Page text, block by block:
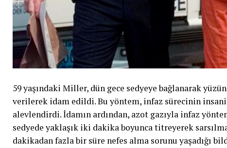
59 yaşındaki Miller, dün gece sedyeye bağlanarak
verilerek idam edildi. Bu yöntem, infaz sürecinin
alevlendirdi. İdamın ardından, azot gazıyla infaz
sedyede yaklaşık iki dakika boyunca titreyerek
dakikadan fazla bir süre nefes alma sorunu yaşadığı